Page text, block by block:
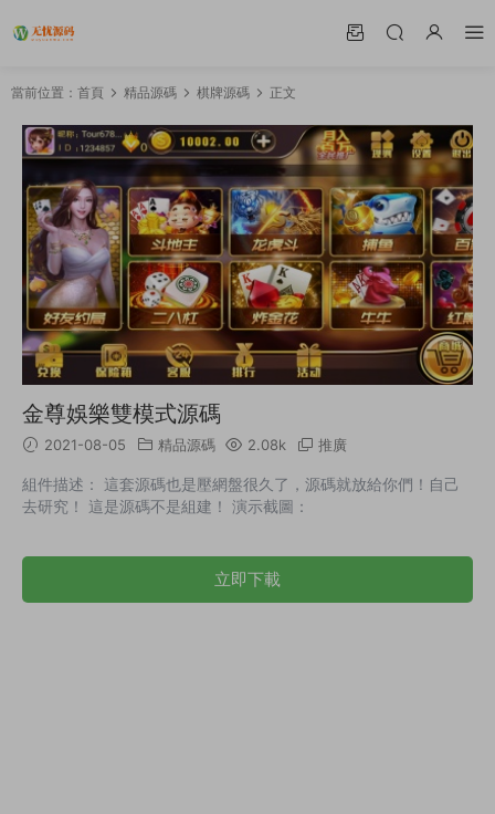
當前位置： 首頁 精品源碼 棋牌源碼 正文
金尊娛樂雙模式源碼
2021-08-05 精品源碼 2.08k 推廣
組件描述： 這套源碼也是壓網盤很久了，源碼就放給你們！自己
去研究！ 這是源碼不是組建！ 演示截圖：
立即下載